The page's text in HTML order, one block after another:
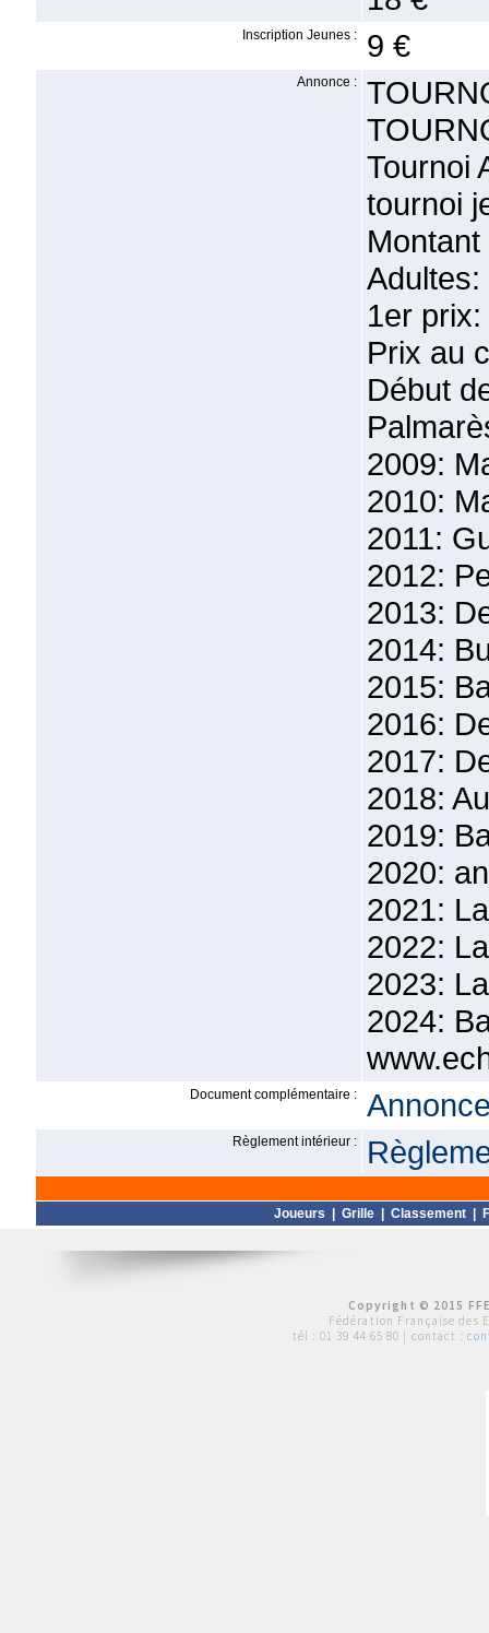
Inscription Jeunes : 9 €
Annonce :
Tournoi
tournoi
1er
Prix au
Début
2009:
2010:
2011:
2012:
2013:
2014:
2015:
2016:
2017:
2018:
2019:
2020:
2021:
2022:
2023:
2024:
Document complémentaire :
Règlement intérieur :
Joueurs Grille Classement
Copyright © 2015
Fédération Française des
tél : 01 39 44 65 80 | contact :